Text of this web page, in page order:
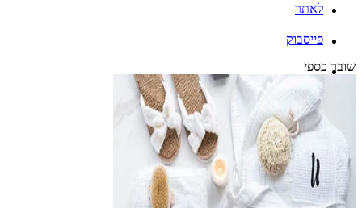
לאתר
פייסבוק
שובר כספי